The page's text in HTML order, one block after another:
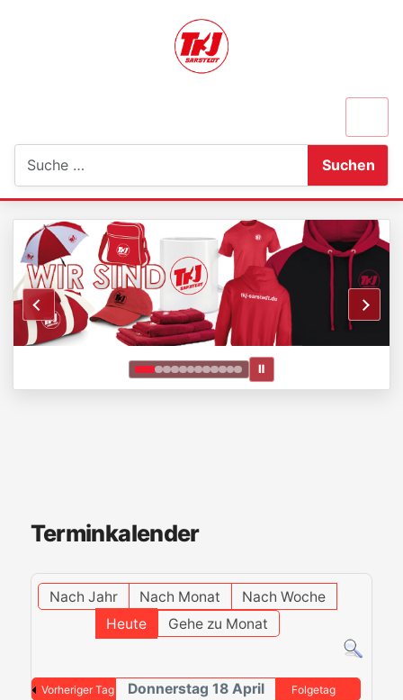
Suchen
Ⅱ
Terminkalender
Nach Jahr Nach Monat
Nach Woche
Heute
Gehe zu Monat
Vorheriger Tag
Donnerstag 18 April
Folgetag